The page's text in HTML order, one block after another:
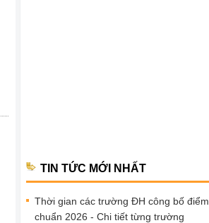
TIN TỨC MỚI NHẤT
Thời gian các trường ĐH công bố điểm
chuẩn 2026 - Chi tiết từng trường